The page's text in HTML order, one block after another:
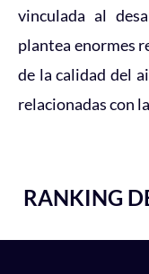
vinculada al
plantea enormes
de la calidad del
relacionadas con
RANKING